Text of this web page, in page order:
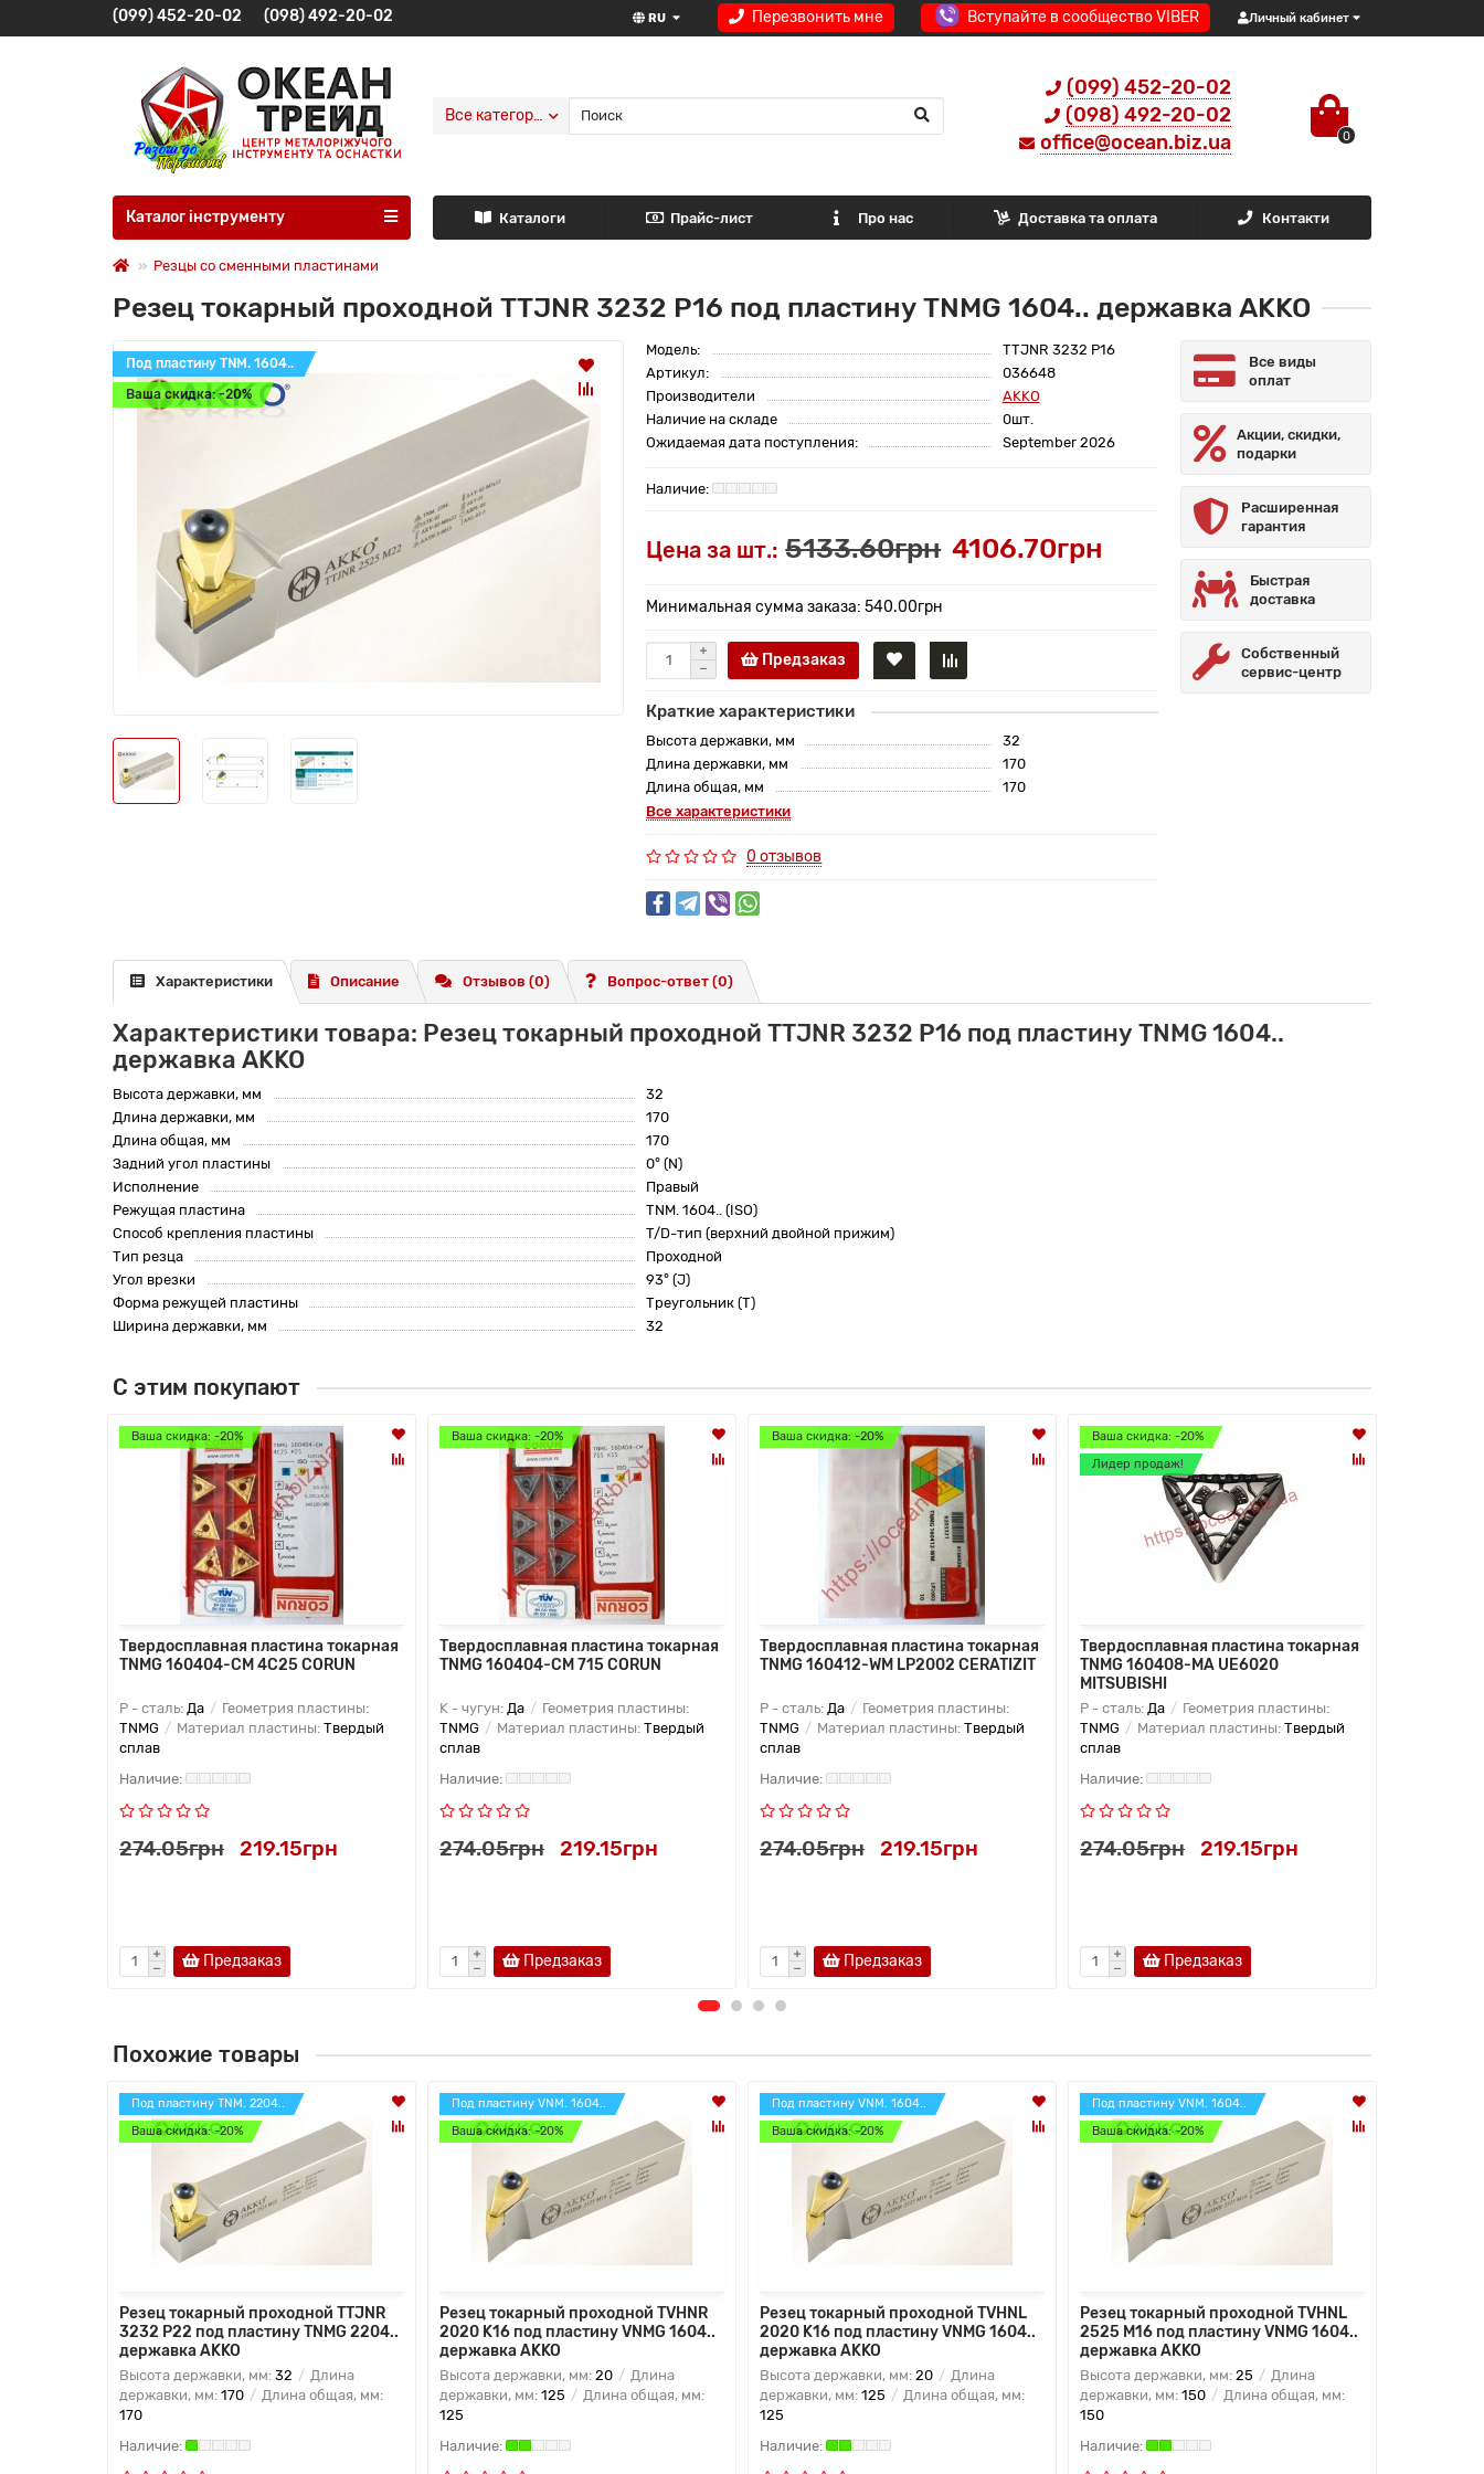
Перезвонить мне Вступайте в сообщество VIBER Личный кабинет
RU
(099) 452-20-02 (098) 492-20-02
(099) 452-20-02
(098) 492-20-02
office@ocean.biz.ua
0
Все категории
Каталог інструменту Каталоги Прайс-лист Про нас Доставка та оплата Контакти
Резцы со сменными пластинами
Резец токарный проходной TTJNR 3232 P16 под пластину TNMG 1604.. державка AKKO
Под пластину TNM. 1604..
Ваша скидка: -20%
Модель:
TTJNR 3232 P16
Артикул:
036648
Производители
AKKO
Наличие на складе
0шт.
Ожидаемая дата поступления:
September 2026
Цена за шт.: 5133.60грн 4106.70грн
Минимальная сумма заказа: 540.00грн
Предзаказ
Краткие характеристики
Высота державки, мм
32
Длина державки, мм
170
Длина общая, мм
170
Все характеристики
0 отзывов
Все виды
оплат
Акции, скидки,
подарки
Расширенная
гарантия
Быстрая
доставка
Собственный
сервис-центр
Характеристики Описание Отзывов (0) Вопрос-ответ (0)
Характеристики товара: Резец токарный проходной TTJNR 3232 P16 под пластину TNMG 1604..
державка AKKO
Высота державки, мм
32
Длина державки, мм
170
Длина общая, мм
170
Задний угол пластины
0° (N)
Исполнение
Правый
Режущая пластина
TNM. 1604.. (ISO)
Способ крепления пластины
T/D-тип (верхний двойной прижим)
Тип резца
Проходной
Угол врезки
93° (J)
Форма режущей пластины
Треугольник (T)
Ширина державки, мм
32
С этим покупают
Ваша скидка: -20%
Твердосплавная пластина токарная
TNMG 160404-CM 4C25 CORUN
P - сталь: Да
Геометрия пластины:
TNMG
Материал пластины: Твердый
сплав
274.05грн 219.15грн
Предзаказ
Ваша скидка: -20%
Твердосплавная пластина токарная
TNMG 160404-CM 715 CORUN
K - чугун: Да
Геометрия пластины:
TNMG
Материал пластины: Твердый
сплав
274.05грн 219.15грн
Предзаказ
Ваша скидка: -20%
Твердосплавная пластина токарная
TNMG 160412-WM LP2002 CERATIZIT
P - сталь: Да
Геометрия пластины:
TNMG
Материал пластины: Твердый
сплав
274.05грн 219.15грн
Предзаказ
Ваша скидка: -20%
Лидер продаж!
Твердосплавная пластина токарная
TNMG 160408-MA UE6020
MITSUBISHI
P - сталь: Да
Геометрия пластины:
TNMG
Материал пластины: Твердый
сплав
274.05грн 219.15грн
Предзаказ
Похожие товары
Под пластину TNM. 2204..
Ваша скидка: -20%
Резец токарный проходной TTJNR
3232 P22 под пластину TNMG 2204..
державка AKKO
Высота державки, мм: 32
Длина
державки, мм: 170
Длина общая, мм:
170
Под пластину VNM. 1604..
Ваша скидка: -20%
Резец токарный проходной TVHNR
2020 K16 под пластину VNMG 1604..
державка AKKO
Высота державки, мм: 20
Длина
державки, мм: 125
Длина общая, мм:
125
Под пластину VNM. 1604..
Ваша скидка: -20%
Резец токарный проходной TVHNL
2020 K16 под пластину VNMG 1604..
державка AKKO
Высота державки, мм: 20
Длина
державки, мм: 125
Длина общая, мм:
125
Под пластину VNM. 1604..
Ваша скидка: -20%
Резец токарный проходной TVHNL
2525 M16 под пластину VNMG 1604..
державка AKKO
Высота державки, мм: 25
Длина
державки, мм: 150
Длина общая, мм:
150